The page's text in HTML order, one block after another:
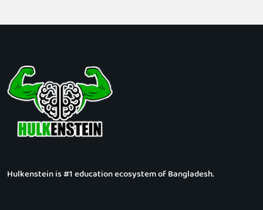
Hulkenstein is #1 education ecosystem of Bangladesh.